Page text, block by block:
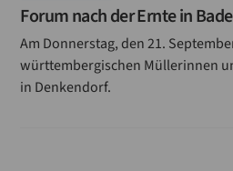
Forum nach der Ernte in
Am Donnerstag, den 21.
württembergischen Müllerinnen
in Denkendorf.